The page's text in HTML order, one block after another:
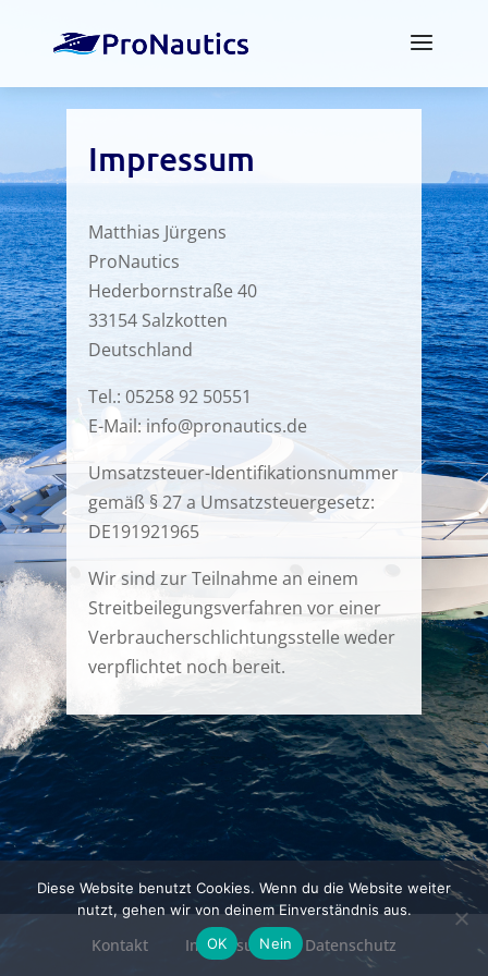
Impressum
Matthias Jürgens
ProNautics
Hederbornstraße 40
33154 Salzkotten
Deutschland
Tel.: 05258 92 50551
E-Mail: info@pronautics.de
Umsatzsteuer-Identifikationsnummer
gemäß § 27 a Umsatzsteuergesetz:
DE191921965
Wir sind zur Teilnahme an einem
Streitbeilegungsverfahren vor einer
Verbraucherschlichtungsstelle weder
verpflichtet noch bereit.
Kontakt Impressum Datenschutz
Diese Website benutzt Cookies. Wenn du die Website weiter
nutzt, gehen wir von deinem Einverständnis aus.
OK
Nein